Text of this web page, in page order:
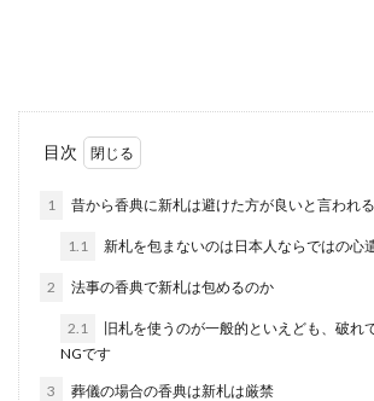
をしたいと考えている男性
るならば、や...
元上司に香典を包む場
目次
1 昔から香典に新札は避けた方が良いと言われ
1.1 新札を包まないのは日本人ならではの心
2 法事の香典で新札は包めるのか
2.1
旧札を使うのが一般的といえども、破れ
NGです
3 葬儀の場合の香典は新札は厳禁